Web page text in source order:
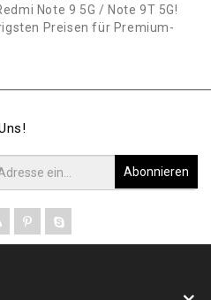
Note 9 5G / Note 9T 5G!
Preisen für Premium-
Abonnieren